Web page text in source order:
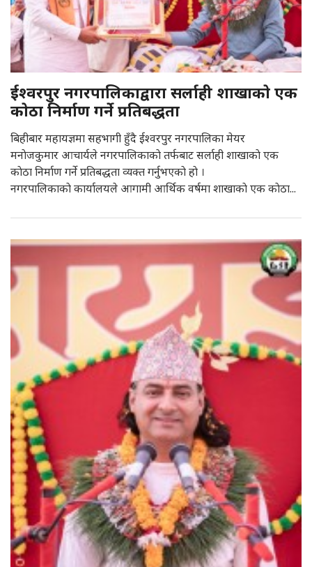
ईश्वरपुर नगरपालिकाद्वारा सर्लाही शाखाकाे एक
काेठा निर्माण गर्ने प्रतिबद्धता
बिहीबार महायज्ञमा सहभागी हुँदै ईश्वरपुर नगरपालिका मेयर
मनाेजकुमार आचार्यले नगरपालिकाकाे तर्फबाट सर्लाही शाखाकाे एक
काेठा निर्माण गर्ने प्रतिबद्धता व्यक्त गर्नुभएकाे हाे ।
नगरपालिकाकाे कार्यालयले आगामी आर्थिक वर्षमा शाखाकाे एक काेठा...